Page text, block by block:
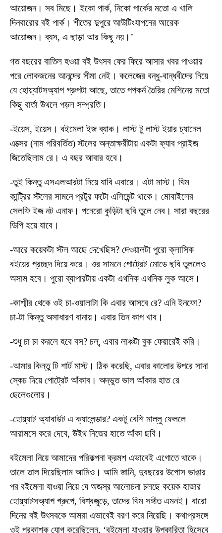
আয়োজন। সব মিছে। ইকো পার্ক, নিকো পার্কের মতো এ খালি
দিনবারোর বই পার্ক। শীতের দুপুরে আউটিংযাপনের আরেক
আয়োজন। ব্যস, এ ছাড়া আর কিছু নয়।’
গত বছরের বাতিল হওয়া বই উৎসব ফের ফিরে আসার খবর পাওয়ার
পরে লোকজনের আনন্দের সীমা নেই। কলেজের বন্ধু-বান্ধবীদের নিয়ে
যে হোয়্যাটসঅ্যাপ গ্রুপটা আছে, তাতে পপকর্ন তৈরির মেশিনের মতো
কিছু বার্তা উথলে পড়ল সম্প্রতি।
-ইয়েস, ইয়েস। বইমেলা ইজ ব্যাক। লাস্ট টু লাস্ট ইয়ার চ্যানেল
এক্সের (নাম পরিবর্তিত) স্টলের অন্তাক্ষরীটায় একটা ফ্যাব প্রাইজ
জিতেছিলাম রে। এ বছর আবার হবে।
-তুই কিন্তু এসএলআরটা নিয়ে যাবি এবারে। এটা মাস্ট। থিম
কান্ট্রির স্টলের সামনে প্রটুর ফটো এলিমেন্ট থাকে। মোবাইলের
সেলফি ইজ নট এনাফ। পনেরো কুড়িটা ছবি তুলে নেব। সারা বছরের
ডিপি হয়ে যাবে।
-আরে কয়েকটা স্টল আছে দেখেছিস? দেওয়ালটা পুরো ক্লাসিক
বইয়ের প্রচ্ছদ দিয়ে করে। ওর সামনে পোট্রেট মোডে ছবি তুললেও
অসাম হবে। পুরো ব্যাপারটায় একটা এথনিক এথনিক লুক আসে।
-কাশ্মীর থেকে ওই চা-ওয়ালাটা কি এবার আসবে রে? এনি ইনফো?
চা-টা কিন্তু অসাধারণ বানায়। এবার তিন কাপ খাব।
-শুধু চা চা করলে হবে বস? চল্, এবার লাঞ্চটা বুক ফেয়ারেই করি।
-আমার কিন্তু টি শার্ট মাস্ট। ঠিক করেছি, এবার কালোর উপরে সাদা
স্কেচ দিয়ে পোট্রেট আঁকাব। অদ্ভুত ভাল আঁকার হাত রে
ছেলেগুলোর।
-হোয়্যাট অ্যাবাউট এ ক্যালেন্ডার? একটু বেশি মাল্লু ফেললে
আরামসে করে দেবে, উইথ নিজের হাতে আঁকা ছবি।
বইমেলা নিয়ে আমাদের পরিকল্পনা ক্রমশ এভাবেই এগোতে থাকে।
তালে তাল দিয়েছিলাম আমিও। আমি জানি, দুবছরের উপোস ভাঙার
পর বইমেলা যাওয়া নিয়ে যে অজস্র আলোচনা চলছে কয়েক হাজার
হোয়্যাটসঅ্যাপ গ্রুপে, বিশ্বজুড়ে, তাদের থিম সঙ্গীত এমনই। বারো
দিনের বই উৎসবকে আমরা এভাবেই বরণ করে নিয়েছি। কথাপ্রসঙ্গে
ওই প্রকাশক যোগ করেছিলেন, ‘বইমেলা যাওয়ার উপকারিতা হিসেবে